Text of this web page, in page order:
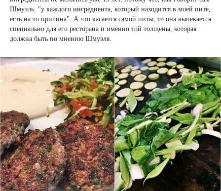
Шмуэль: "у каждого ингредиента, который находится в моей пите,
есть на то причина". А что касается самой питы, то она выпекается
специально для его ресторана и именно той толщены, которая
должна быть по мнению Шмуэля.